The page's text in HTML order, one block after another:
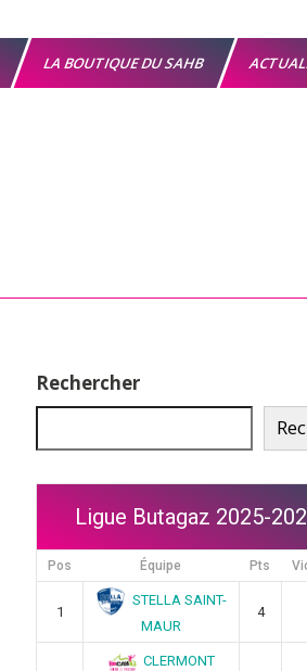
LA BOUTIQUE DU SAHB
Rechercher
Ligue Butagaz 2025-
Pos Équipe Pts
1
STELLA SAINT-
MAUR
4
CLERMONT